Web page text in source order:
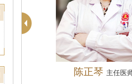
陈正琴 主任医师